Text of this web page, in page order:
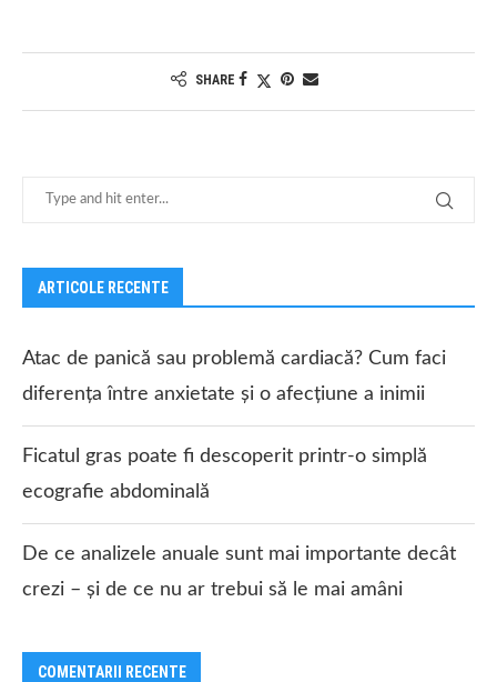
SHARE
ARTICOLE RECENTE
Atac de panică sau problemă cardiacă? Cum faci
diferența între anxietate și o afecțiune a inimii
Ficatul gras poate fi descoperit printr-o simplă
ecografie abdominală
De ce analizele anuale sunt mai importante decât
crezi – și de ce nu ar trebui să le mai amâni
COMENTARII RECENTE